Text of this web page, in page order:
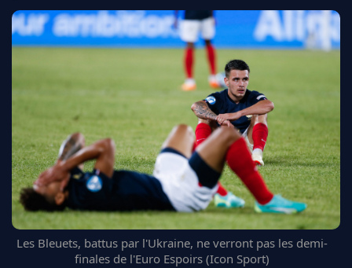
MERCATO
CDM 2026
REAL MADRID
FC BARCELONE
MANCHESTER UNITED
CHELSEA
ARSENAL
BAYERN
L'AVIS DE LA RÉDAC'
Les Bleuets, battus par l'Ukraine, ne verront pas les demi-
finales de l'Euro Espoirs (Icon Sport)